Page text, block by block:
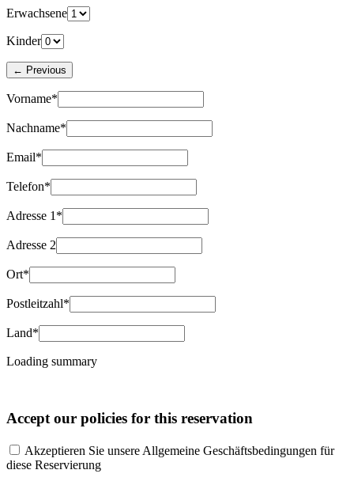
Erwachsene
Kinder
Vorname*
Nachname*
Email*
Telefon*
Adresse 1*
Adresse 2
Ort*
Postleitzahl*
Land*
Loading summary
Accept our policies for this reservation
Akzeptieren Sie unsere Allgemeine Geschäftsbedingungen für
diese Reservierung